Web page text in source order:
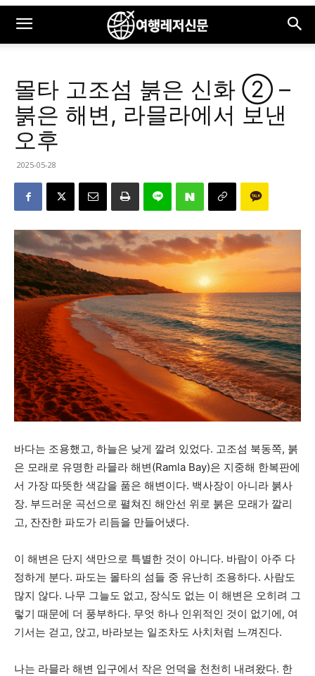
몰타 고조섬 붉은 신화 ② –
붉은 해변, 라믈라에서 보낸
오후
2025-05-28
바다는 조용했고, 하늘은 낮게 깔려 있었다. 고조섬 북동쪽, 붉
은 모래로 유명한 라믈라 해변(Ramla Bay)은 지중해 한복판에
서 가장 따뜻한 색감을 품은 해변이다. 백사장이 아니라 붉사
장. 부드러운 곡선으로 펼쳐진 해안선 위로 붉은 모래가 깔리
고, 잔잔한 파도가 리듬을 만들어냈다.
이 해변은 단지 색만으로 특별한 것이 아니다. 바람이 아주 다
정하게 분다. 파도는 몰타의 섬들 중 유난히 조용하다. 사람도
많지 않다. 나무 그늘도 없고, 장식도 없는 이 해변은 오히려 그
렇기 때문에 더 풍부하다. 무엇 하나 인위적인 것이 없기에, 여
기서는 걷고, 앉고, 바라보는 일조차도 사치처럼 느껴진다.
나는 라믈라 해변 입구에서 작은 언덕을 천천히 내려왔다. 한